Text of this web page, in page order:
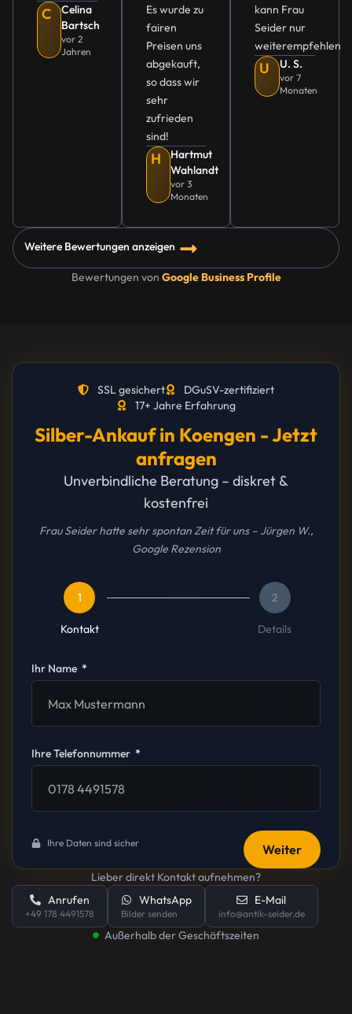
C
Celina
Bartsch
vor 2
Jahren
Es wurde zu
fairen
Preisen uns
abgekauft,
so dass wir
sehr
zufrieden
sind!
H
Hartmut
Wahlandt
vor 3
Monaten
kann Frau
Seider nur
weiterempfehlen
U U. S.
vor 7
Monaten
Weitere Bewertungen anzeigen
Bewertungen von Google Business Profile
SSL gesichert
DGuSV-zertifiziert
17+ Jahre Erfahrung
Silber-Ankauf in Koengen - Jetzt
anfragen
Unverbindliche Beratung – diskret &
kostenfrei
Frau Seider hatte sehr spontan Zeit für uns – Jürgen W.,
Google Rezension
1
Kontakt
2
Details
Ihr Name
Ihre Telefonnummer
Weiter
Ihre Daten sind sicher
Lieber direkt Kontakt aufnehmen?
Anrufen
+49 178 4491578
WhatsApp
Bilder senden
E-Mail
info@antik-seider.de
Außerhalb der Geschäftszeiten